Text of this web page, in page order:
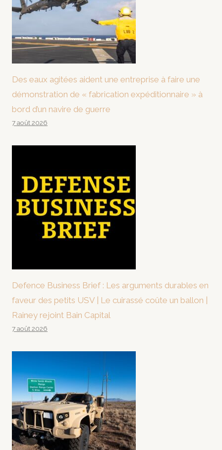
Des eaux agitées aident une entreprise à faire une
démonstration de « fabrication expéditionnaire » à
bord d’un navire de guerre
7 août 2026
Defence Business Brief : Les arguments durables en
faveur des petits USV | Le cuirassé coûte un ballon |
Rainey rejoint Bain Capital
7 août 2026